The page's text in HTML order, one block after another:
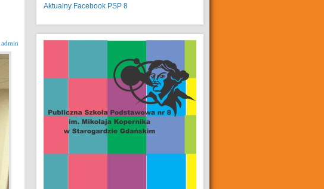
admin
Aktualny Facebook PSP 8